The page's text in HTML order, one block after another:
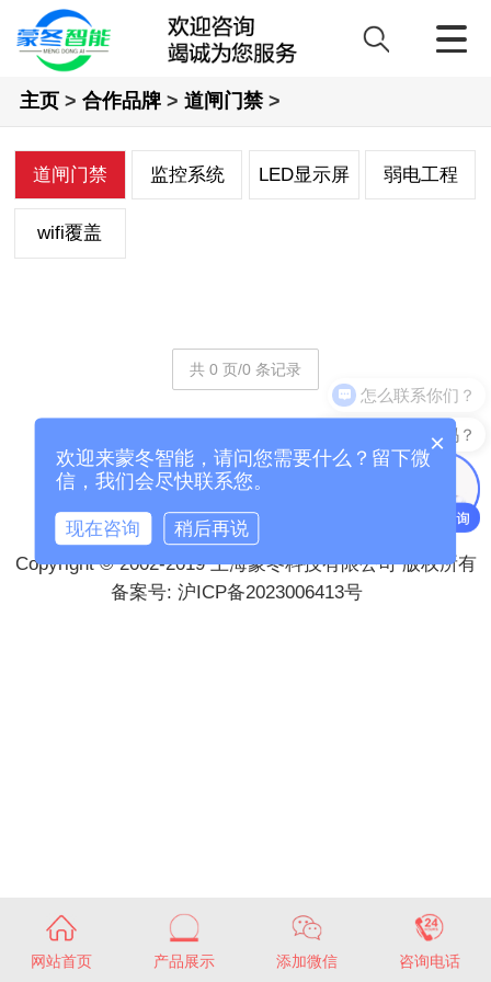
主页> 合作品牌> 道闸门禁>
道闸门禁 监控系统 LED显示屏 弱电工程
wifi覆盖
共 0 页/0 条记录
Copyright © 2002-2019 上海蒙冬科技有限公司 版权所有
备案号: 沪ICP备2023006413号
网站首页 产品展示 添加微信 咨询电话
能介绍下产品吗？
怎么联系你们？
×
欢迎来蒙冬智能，请问您需要什么？留下微
信，我们会尽快联系您。
现在咨询 稍后再说